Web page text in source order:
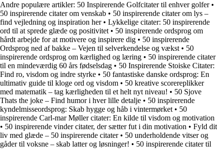
Andre populære artikler: 50 Inspirerende Golfcitater til enhver golfer•
50 inspirerende citater om venskab • 50 inspirerende citater om lys –
find vejledning og inspiration her• Lykkelige citater: 50 inspirerende
ord til at sprede glæde og positivitet • 50 inspirerende ordsprog om
hårdt arbejde for at motivere og inspirere dig • 50 inspirerende
Ordsprog ned af bakke – Vejen til selverkendelse og vækst • 50
inspirerende ordsprog om kærlighed og læring • 50 inspirerende citater
til en mindeværdig 60 års fødselsdag • 50 Inspirerende Stoiske Citater:
Find ro, visdom og indre styrke • 50 fantastiske danske ordsprog: En
ultimativ guide til kloge ord og visdom • 50 kreative scorereplikker
med matematik – tag kærligheden til et helt nyt niveau! • 50 Sjove
Thats the joke – Find humor i hver lille detalje • 50 inspirerende
kyndelmisseordsprog: Skab hygge og håb i vintermørket • 50
inspirerende Carl-mar Møller citater: En kilde til visdom og motivation
• 50 inspirerende vinder citater, der sætter fut i din motivation • Fyld dit
liv med glæde – 50 inspirerende citater• 50 underholdende vitser og
gåder til voksne – skab latter og løsninger! • 50 inspirerende citater til